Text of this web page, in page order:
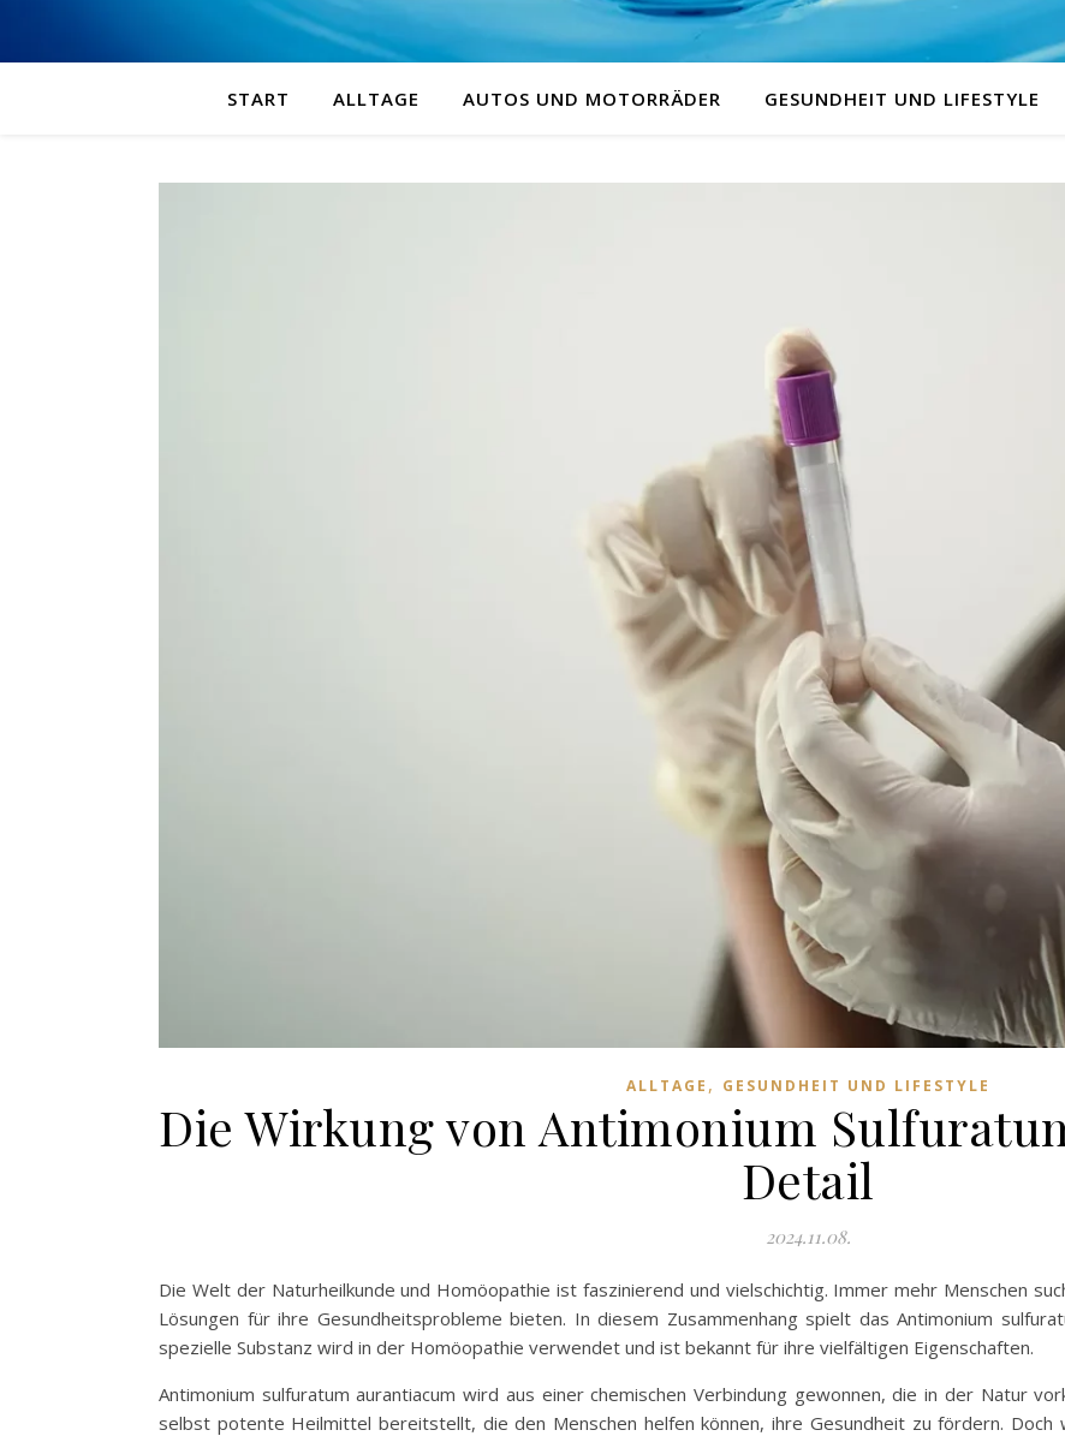
START ALLTAGE AUTOS UND MOTORRÄDER GESUNDHEIT UND LIFESTYLE
ALLTAGE , GESUNDHEIT UND LIFESTYLE
Die Wirkung von Antimonium
Detail
2024.11.08.
Die Welt der Naturheilkunde und Homöopathie ist faszinierend und vielschichtig. Immer mehr Menschen
Lösungen für ihre Gesundheitsprobleme bieten. In diesem Zusammenhang spielt das Antimonium
spezielle Substanz wird in der Homöopathie verwendet und ist bekannt für ihre vielfältigen Eigenschaften.
Antimonium sulfuratum aurantiacum wird aus einer chemischen Verbindung gewonnen, die in der Natur
selbst potente Heilmittel bereitstellt, die den Menschen helfen können, ihre Gesundheit zu fördern. Doch